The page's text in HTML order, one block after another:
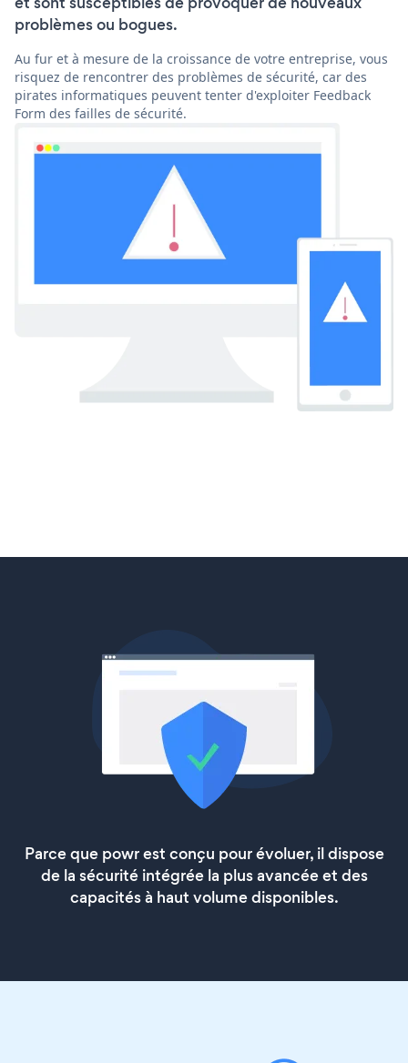
problèmes ou bogues.
Au fur et à mesure de la croissance de votre entreprise, vous
risquez de rencontrer des problèmes de sécurité, car des
pirates informatiques peuvent tenter d'exploiter Feedback
Form des failles de sécurité.
Parce que powr est conçu pour évoluer, il dispose
de la sécurité intégrée la plus avancée et des
capacités à haut volume disponibles.